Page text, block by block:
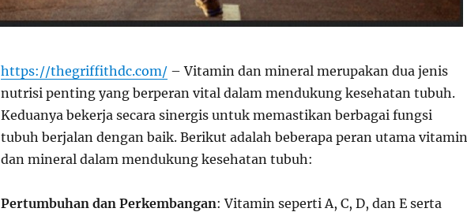
https://thegriffithdc.com/– Vitamin dan mineral merupakan dua jenis
nutrisi penting yang berperan vital dalam mendukung kesehatan tubuh.
Keduanya bekerja secara sinergis untuk memastikan berbagai fungsi
tubuh berjalan dengan baik. Berikut adalah beberapa peran utama vitamin
dan mineral dalam mendukung kesehatan tubuh:
Pertumbuhan dan Perkembangan: Vitamin seperti A, C, D, dan E serta